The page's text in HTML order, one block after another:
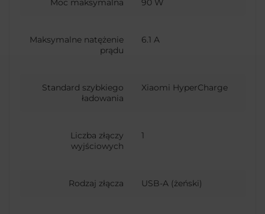
Moc maksymalna 90 W
Maksymalne natężenie
prądu
6.1 A
Standard szybkiego
ładowania
Xiaomi HyperCharge
Liczba złączy
wyjściowych
1
Rodzaj złącza USB-A (żeński)